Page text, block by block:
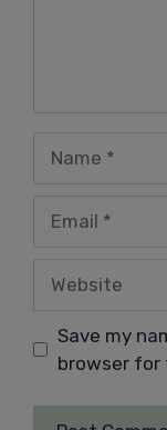
Save my
browser for